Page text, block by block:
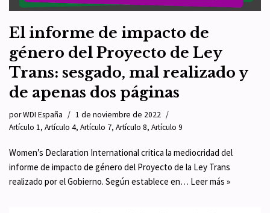
El informe de impacto de
género del Proyecto de Ley
Trans: sesgado, mal realizado y
de apenas dos páginas
porWDI España
1 de noviembre de 2022
Artículo 1, Artículo 4, Artículo 7, Artículo 8, Artículo 9
Women’s Declaration International critica la mediocridad del
informe de impacto de género del Proyecto de la Ley Trans
realizado por el Gobierno. Según establece en… Leer más »